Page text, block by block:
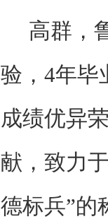
高群，
验，4年毕
成绩优异
献，致力
德标兵”的